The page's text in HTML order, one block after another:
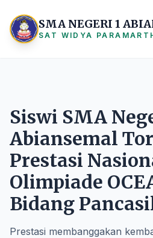
SMA NEGERI 1
SAT WIDYA
Siswi SMA
Abiansemal
Prestasi
Olimpiade
Bidang
Prestasi membanggakan